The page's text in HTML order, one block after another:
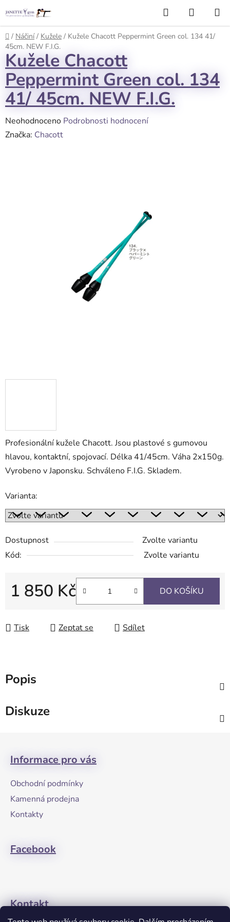
na
obsah
Hledat
KOŠÍK
Domů
/ Náčiní / Kužele / Kužele Chacott Peppermint Green col. 134 41/
45cm. NEW F.I.G.
Profesionální kužele Chacott. Jsou plastové s gumovou
hlavou, kontaktní, spojovací. Délka 41/45cm. Váha 2x150g.
Vyrobeno v Japonsku. Schváleno F.I.G. Skladem.
Varianta:
Dostupnost
Zvolte variantu
Kód:
Zvolte variantu
1 850 Kč DO KOŠÍKU
Tisk Zeptat se Sdílet
Kužele Chacott
Peppermint Green col. 134
41/ 45cm. NEW F.I.G.
Průměrné
hodnocení
Neohodnoceno Podrobnosti hodnocení
Značka: Chacott
Popis
Diskuze
Informace pro vás
Obchodní podmínky
Kamenná prodejna
Kontakty
Facebook
Kontakt